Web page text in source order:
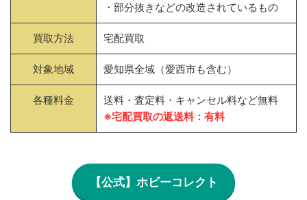
・部分抜きなどの改造されているもの
買取方法 宅配買取
対象地域 愛知県全域（愛西市も含む）
各種料金
送料・査定料・キャンセル料など無料
※宅配買取の返送料：有料
【公式】ホビーコレクト